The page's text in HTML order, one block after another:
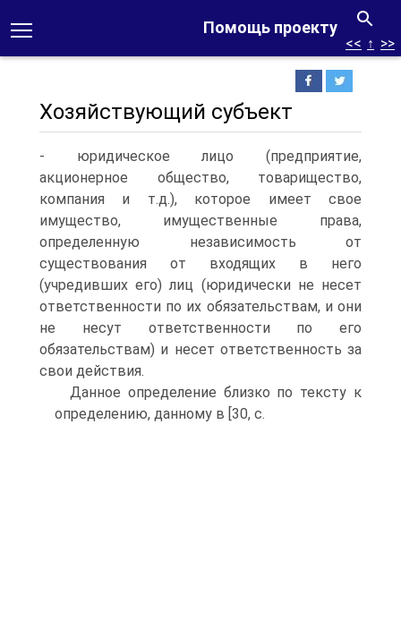
Помощь проекту
<< ↑ >>
Хозяйствующий субъект
- юридическое лицо (предприятие,
акционерное общество, товарищество,
компания и т.д.), которое имеет свое
имущество, имущественные права,
определенную независимость от
существования от входящих в него
(учредивших его) лиц (юридически не несет
ответственности по их обязательствам, и они
не несут ответственности по его
обязательствам) и несет ответственность за
свои действия.
Данное определение близко по тексту к
определению, данному в [30, с.